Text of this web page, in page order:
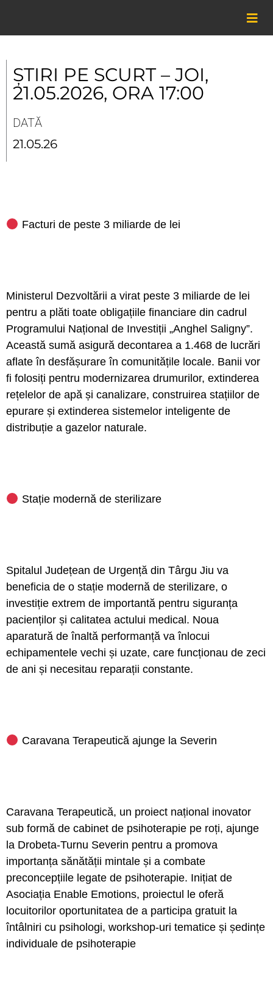
content
ȘTIRI PE SCURT – JOI,
21.05.2026, ORA 17:00
DATĂ
21.05.26
Facturi de peste 3 miliarde de lei
Ministerul Dezvoltării a virat peste 3 miliarde de lei
pentru a plăti toate obligațiile financiare din cadrul
Programului Național de Investiții „Anghel Saligny”.
Această sumă asigură decontarea a 1.468 de lucrări
aflate în desfășurare în comunitățile locale. Banii vor
fi folosiți pentru modernizarea drumurilor, extinderea
rețelelor de apă și canalizare, construirea stațiilor de
epurare și extinderea sistemelor inteligente de
distribuție a gazelor naturale.
Stație modernă de sterilizare
Spitalul Județean de Urgență din Târgu Jiu va
beneficia de o stație modernă de sterilizare, o
investiție extrem de importantă pentru siguranța
pacienților și calitatea actului medical. Noua
aparatură de înaltă performanță va înlocui
echipamentele vechi și uzate, care funcționau de zeci
de ani și necesitau reparații constante.
Caravana Terapeutică ajunge la Severin
Caravana Terapeutică, un proiect național inovator
sub formă de cabinet de psihoterapie pe roți, ajunge
la Drobeta-Turnu Severin pentru a promova
importanța sănătății mintale și a combate
preconcepțiile legate de psihoterapie. Inițiat de
Asociația Enable Emotions, proiectul le oferă
locuitorilor oportunitatea de a participa gratuit la
întâlniri cu psihologi, workshop-uri tematice și ședințe
individuale de psihoterapie